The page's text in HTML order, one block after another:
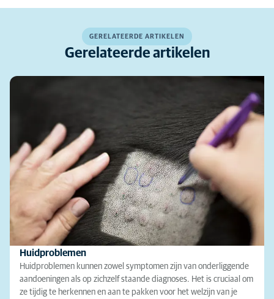
GERELATEERDE ARTIKELEN
Gerelateerde artikelen
Huidproblemen
Huidproblemen kunnen zowel symptomen zijn van onderliggende
aandoeningen als op zichzelf staande diagnoses. Het is cruciaal om
ze tijdig te herkennen en aan te pakken voor het welzijn van je